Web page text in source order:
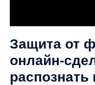
Защита от
онлайн-
распознать